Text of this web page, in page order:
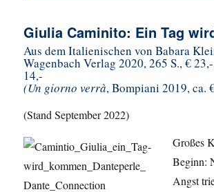
Giulia Caminito: Ein Tag
Aus dem Italienischen von Babara
Wagenbach Verlag 2020, 265 S., €
14,-
(Un giorno verrà, Bompiani 2019, ca.
(Stand September 2022)
Großes
Beginn:
Angst